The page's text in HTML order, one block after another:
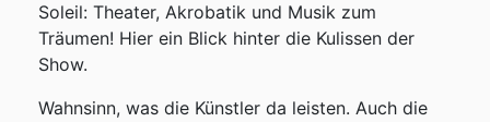
Soleil: Theater, Akrobatik und Musik zum
Träumen! Hier ein Blick hinter die Kulissen der
Show.
Wahnsinn, was die Künstler da leisten. Auch die